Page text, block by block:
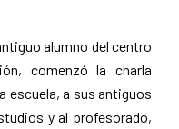
alumno del centro
comenzó la charla
escuela, a sus antiguos
y al profesorado,